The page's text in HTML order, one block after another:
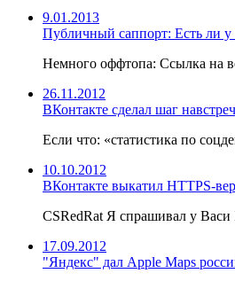
9.01.2013
Публичный саппорт: Есть ли у
Немного оффтопа: Ссылка на
26.11.2012
ВКонтакте сделал шаг
Если что: «статистика по
10.10.2012
ВКонтакте выкатил HTTPS-
CSRedRat Я спрашивал у Васи
17.09.2012
"Яндекс" дал Apple Maps